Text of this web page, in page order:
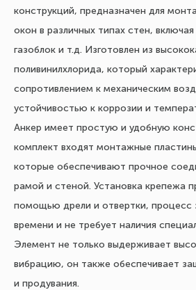
конструкций, предназначен для
окон в различных типах стен,
газоблок и т.д. Изготовлен из
поливинилхлорида, который
сопротивлением к механическим
устойчивостью к коррозии и
Анкер имеет простую и удобную
комплект входят монтажные
которые обеспечивают прочное
рамой и стеной. Установка крепежа
помощью дрели и отвертки, процесс
времени и не требует наличия
Элемент не только выдерживает
вибрацию, он также обеспечивает
и продувания.